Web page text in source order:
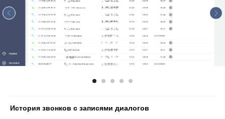
История звонков с записями диалогов